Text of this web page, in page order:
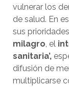
vulnerar los
de salud. En
sus
milagro , el
sanitaria’,
difusión de
multiplicarse